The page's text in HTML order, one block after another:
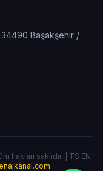
34490 Başakşehir /
hakları saklıdır. | TS EN